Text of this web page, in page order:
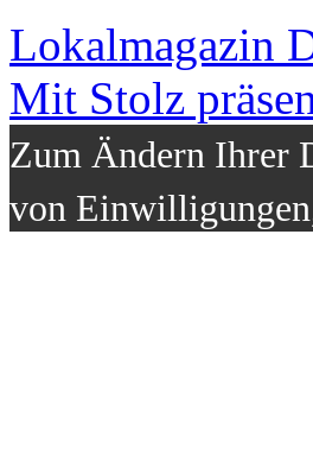
Lokalmagazin
Mit Stolz
Zum Ändern Ihrer
von